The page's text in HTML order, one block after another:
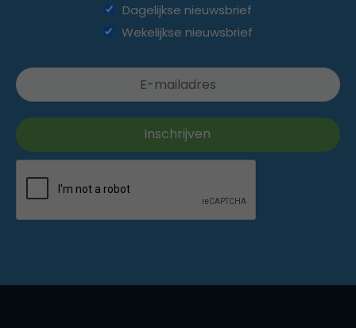
Dagelijkse nieuwsbrief
Wekelijkse nieuwsbrief